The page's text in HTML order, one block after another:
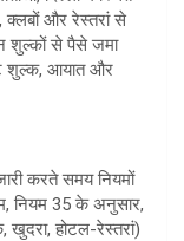
क्लबों और रेस्तरां से
शुल्कों से पैसे जमा
शुल्क, आयात और
करते समय नियमों
नियम 35 के अनुसार,
खुदरा, होटल-रेस्तरां)